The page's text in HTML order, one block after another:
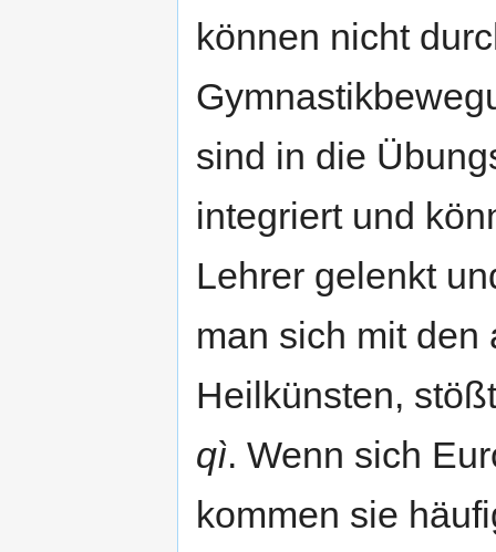
können nicht
sind in die
integriert und
Lehrer gelenkt
man sich mit den
Heilkünsten,
qì. Wenn sich
kommen sie